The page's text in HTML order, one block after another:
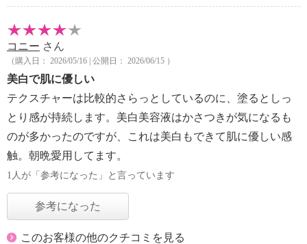
コニー さん
（購入日： 2026/05/16 | 公開日： 2026/06/15 ）
美白で肌に優しい
テクスチャーは比較的さらっとしているのに、塗るとしっ
とり感が持続します。美白美容液はかさつきが気になるも
のが多かったのですが、これは美白もできて肌に優しい感
触。朝晩愛用してます。
1人が「参考になった」と言っています
参考になった
このお客様の他のクチコミを見る